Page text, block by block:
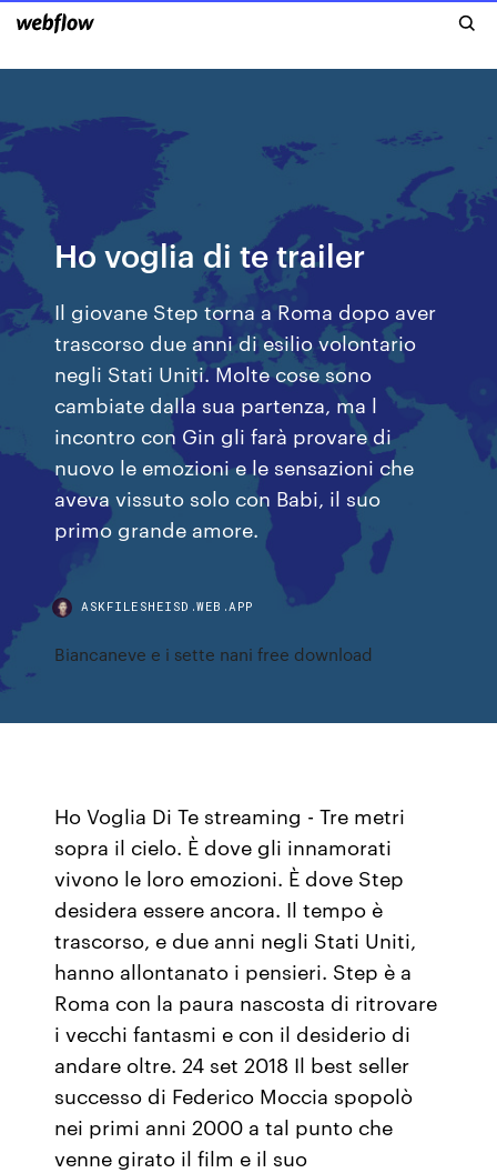
Ho voglia di te trailer
Il giovane Step torna a Roma dopo aver
trascorso due anni di esilio volontario
negli Stati Uniti. Molte cose sono
cambiate dalla sua partenza, ma l
incontro con Gin gli farà provare di
nuovo le emozioni e le sensazioni che
aveva vissuto solo con Babi, il suo
primo grande amore.
ASKFILESHEISD.WEB.APP
Biancaneve e i sette nani free download
Ho Voglia Di Te streaming - Tre metri
sopra il cielo. È dove gli innamorati
vivono le loro emozioni. È dove Step
desidera essere ancora. Il tempo è
trascorso, e due anni negli Stati Uniti,
hanno allontanato i pensieri. Step è a
Roma con la paura nascosta di ritrovare
i vecchi fantasmi e con il desiderio di
andare oltre. 24 set 2018 Il best seller
successo di Federico Moccia spopolò
nei primi anni 2000 a tal punto che
venne girato il film e il suo